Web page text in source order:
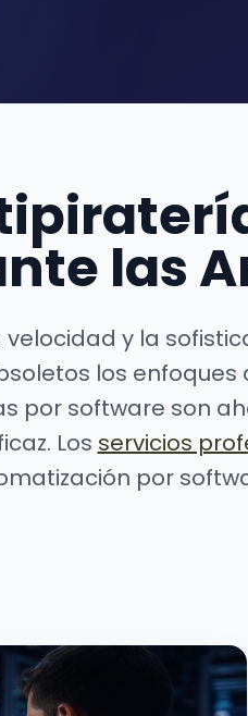
las
velocidad y la
los enfoques
por software son
Los servicios
por